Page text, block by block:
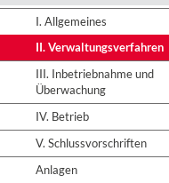
I. Allgemeines
II. Verwaltungsverfahren
III. Inbetriebnahme und
Überwachung
IV. Betrieb
V. Schlussvorschriften
Anlagen